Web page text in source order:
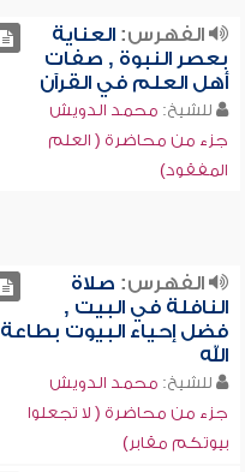
الفهرس:العناية
بعصر النبوة , صفات
أهل العلم في القرآن
للشيخ: محمد الدويش
جزء من محاضرة ( العلم
المفقود)
الفهرس: صلاة
النافلة في البيت ,
فضل إحياء البيوت بطاعة
الله
للشيخ: محمد الدويش
جزء من محاضرة ( لا تجعلوا
بيوتكم مقابر)